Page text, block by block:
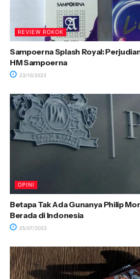
REVIEW ROKOK
Sampoerna Splash Royal:
HM Sampoerna
23/10/2023
OPINI
Betapa Tak Ada Gunanya Philip
Berada di Indonesia
25/07/2023